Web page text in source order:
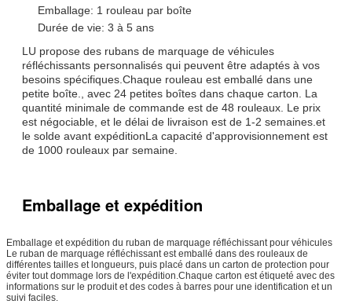
Emballage: 1 rouleau par boîte
Durée de vie: 3 à 5 ans
LU propose des rubans de marquage de véhicules
réfléchissants personnalisés qui peuvent être adaptés à vos
besoins spécifiques.Chaque rouleau est emballé dans une
petite boîte., avec 24 petites boîtes dans chaque carton. La
quantité minimale de commande est de 48 rouleaux. Le prix
est négociable, et le délai de livraison est de 1-2 semaines.et
le solde avant expéditionLa capacité d'approvisionnement est
de 1000 rouleaux par semaine.
Emballage et expédition
Emballage et expédition du ruban de marquage réfléchissant pour véhicules
Le ruban de marquage réfléchissant est emballé dans des rouleaux de
différentes tailles et longueurs, puis placé dans un carton de protection pour
éviter tout dommage lors de l'expédition.Chaque carton est étiqueté avec des
informations sur le produit et des codes à barres pour une identification et un
suivi faciles.